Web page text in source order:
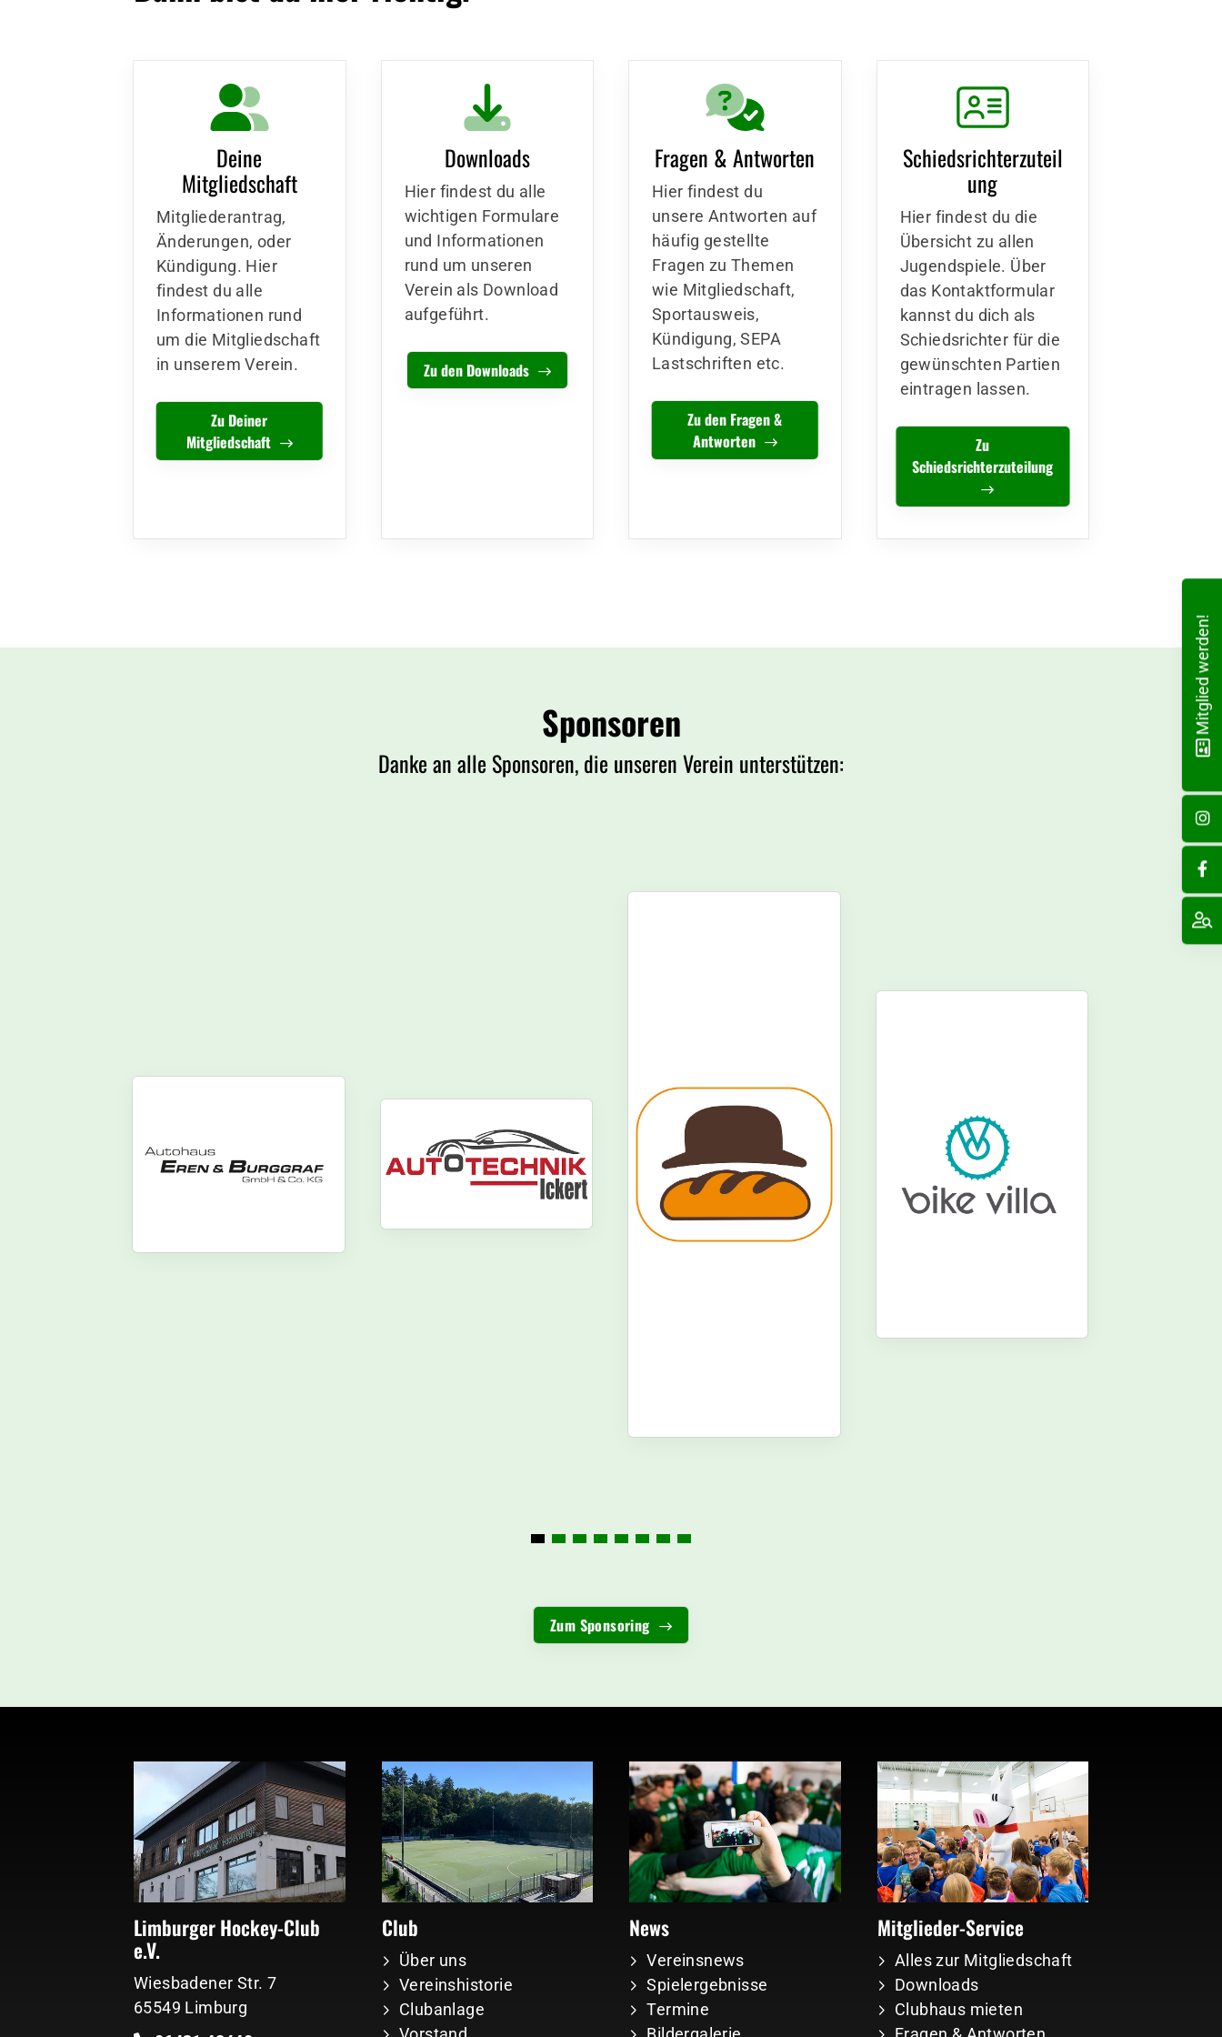
Deine
Mitgliedschaft
Mitgliederantrag,
Änderungen, oder
Kündigung. Hier
findest du alle
Informationen rund
um die Mitgliedschaft
in unserem Verein.
Zu Deiner
Mitgliedschaft
Downloads
Hier findest du alle
wichtigen Formulare
und Informationen
rund um unseren
Verein als Download
aufgeführt.
Zu den Downloads
Fragen & Antworten
Hier findest du
unsere Antworten auf
häufig gestellte
Fragen zu Themen
wie Mitgliedschaft,
Sportausweis,
Kündigung, SEPA
Lastschriften etc.
Zu den Fragen &
Antworten
Schiedsrichterzuteil
ung
Hier findest du die
Übersicht zu allen
Jugendspiele. Über
das Kontaktformular
kannst du dich als
Schiedsrichter für die
gewünschten Partien
eintragen lassen.
Zu
Schiedsrichterzuteilung
Sponsoren
Danke an alle Sponsoren, die unseren Verein unterstützen:
Zum Sponsoring
Limburger Hockey-Club
e.V.
Wiesbadener Str. 7
65549 Limburg
Club
Über uns
Vereinshistorie
Clubanlage
News
Vereinsnews
Spielergebnisse
Termine
Mitglieder-Service
Alles zur Mitgliedschaft
Downloads
Clubhaus mieten
Mitglied werden!